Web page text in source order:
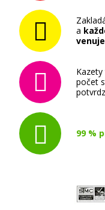
a
venuje
počet
99 %